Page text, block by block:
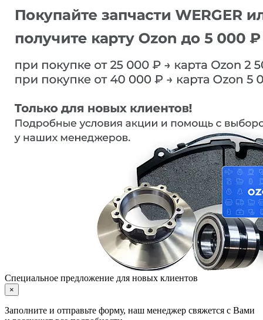
Специальное предложение для новых клиентов
×
Заполните и отправьте форму, наш менеджер свяжется с Вами